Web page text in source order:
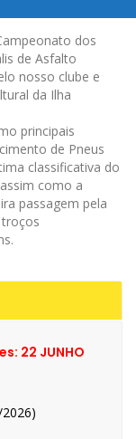
dos
de Asfalto
nosso clube e
da Ilha
principais
de Pneus
classificativa do
como a
passagem pela
22 JUNHO